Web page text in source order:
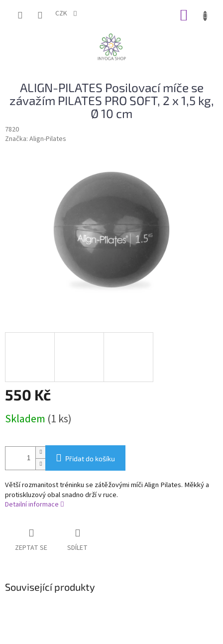
CZK
ALIGN-PILATES Posilovací míče se
závažím PILATES PRO SOFT, 2 x 1,5 kg,
Ø 10 cm
7820
Značka: Align-Pilates
550 Kč
cena:
Skladem (1 ks)
Přidat do košíku
Větší rozmanitost tréninku se zátěžovými míči Align Pilates. Měkký a
protiskluzový obal snadno drží v ruce.
Detailní informace
ZEPTAT SE SDÍLET
Související produkty